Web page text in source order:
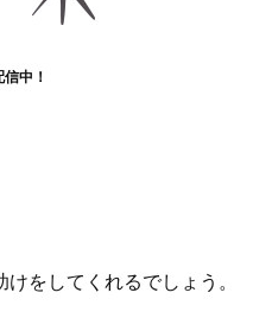
中！
をしてくれるでしょう。